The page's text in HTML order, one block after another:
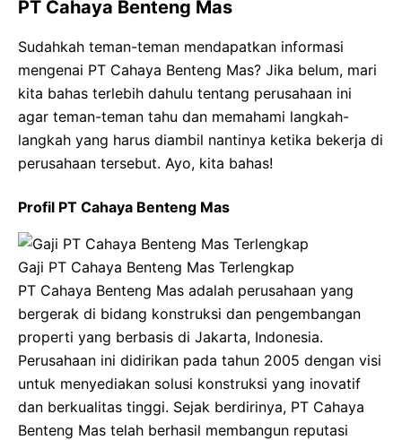
PT Cahaya Benteng Mas
Sudahkah teman-teman mendapatkan informasi
mengenai PT Cahaya Benteng Mas? Jika belum, mari
kita bahas terlebih dahulu tentang perusahaan ini
agar teman-teman tahu dan memahami langkah-
langkah yang harus diambil nantinya ketika bekerja di
perusahaan tersebut. Ayo, kita bahas!
Profil PT Cahaya Benteng Mas
Gaji PT Cahaya Benteng Mas Terlengkap
PT Cahaya Benteng Mas adalah perusahaan yang
bergerak di bidang konstruksi dan pengembangan
properti yang berbasis di Jakarta, Indonesia.
Perusahaan ini didirikan pada tahun 2005 dengan visi
untuk menyediakan solusi konstruksi yang inovatif
dan berkualitas tinggi. Sejak berdirinya, PT Cahaya
Benteng Mas telah berhasil membangun reputasi